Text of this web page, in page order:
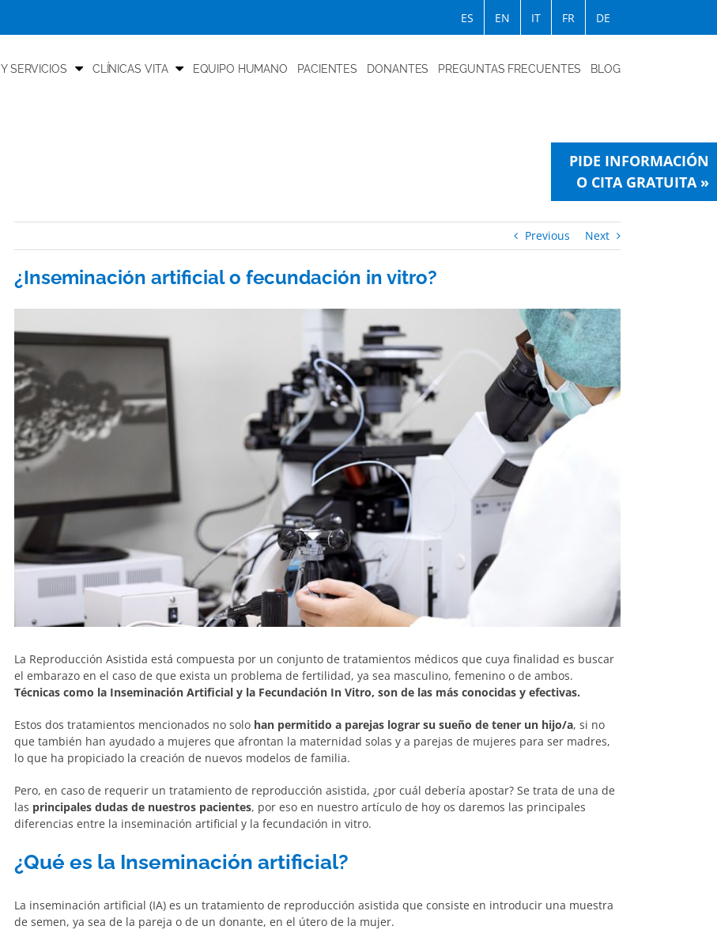
ES EN IT FR DE
Y SERVICIOS CLÍNICAS VITA EQUIPO HUMANO PACIENTES DONANTES PREGUNTAS FRECUENTES BLOG
PIDE INFORMACIÓN
O CITA GRATUITA »
Previous Next
¿Inseminación artificial o fecundación in vitro?
Larger
Image
La Reproducción Asistida está compuesta por un conjunto de tratamientos médicos que cuya finalidad es buscar
el embarazo en el caso de que exista un problema de fertilidad, ya sea masculino, femenino o de ambos.
Técnicas como la Inseminación Artificial y la Fecundación In Vitro, son de las más conocidas y efectivas.
Estos dos tratamientos mencionados no solo han permitido a parejas lograr su sueño de tener un hijo/a, si no
que también han ayudado a mujeres que afrontan la maternidad solas y a parejas de mujeres para ser madres,
lo que ha propiciado la creación de nuevos modelos de familia.
Pero, en caso de requerir un tratamiento de reproducción asistida, ¿por cuál debería apostar? Se trata de una de
las principales dudas de nuestros pacientes, por eso en nuestro artículo de hoy os daremos las principales
diferencias entre la inseminación artificial y la fecundación in vitro.
¿Qué es la Inseminación artificial?
La inseminación artificial (IA) es un tratamiento de reproducción asistida que consiste en introducir una muestra
de semen, ya sea de la pareja o de un donante, en el útero de la mujer.